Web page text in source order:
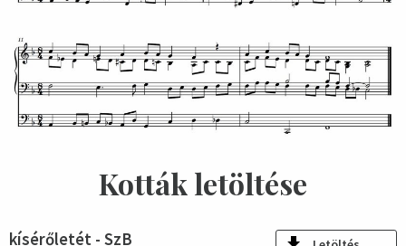
Kották letöltése
kísérőletét - SzB